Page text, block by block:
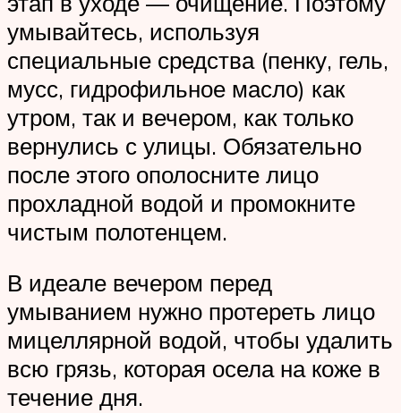
умывайтесь, используя
специальные средства (пенку, гель,
мусс, гидрофильное масло) как
утром, так и вечером, как только
вернулись с улицы. Обязательно
после этого ополосните лицо
прохладной водой и промокните
чистым полотенцем.
В идеале вечером перед
умыванием нужно протереть лицо
мицеллярной водой, чтобы удалить
всю грязь, которая осела на коже в
течение дня.